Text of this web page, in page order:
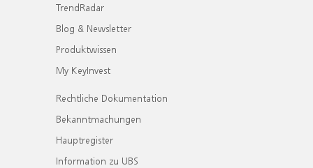
TrendRadar
Blog & Newsletter
Produktwissen
My KeyInvest
Rechtliche Dokumentation
Bekanntmachungen
Hauptregister
Information zu UBS